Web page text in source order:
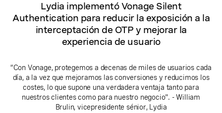
Lydia implementó Vonage Silent
Authentication para reducir la exposición a la
interceptación de OTP y mejorar la
experiencia de usuario
“Con Vonage, protegemos a decenas de miles de usuarios cada
día, a la vez que mejoramos las conversiones y reducimos los
costes, lo que supone una verdadera ventaja tanto para
nuestros clientes como para nuestro negocio". - William
Brulin, vicepresidente sénior, Lydia